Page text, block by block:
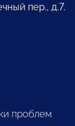
пер., д.7.
проблем